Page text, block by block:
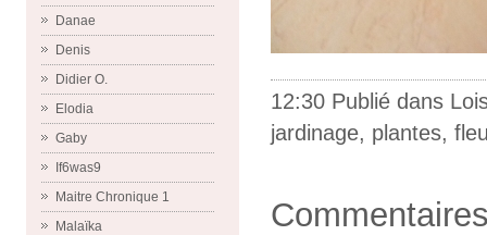
Danae
Denis
Didier O.
Elodia
Gaby
If6was9
Maitre Chronique 1
Malaïka
12:30 Publié dans
jardinage, plantes,